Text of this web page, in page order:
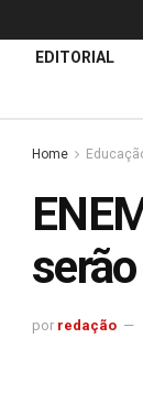
EDITORIAL
Home
por redação